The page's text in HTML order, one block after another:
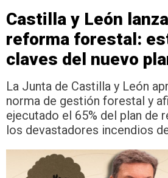
Castilla y León
reforma forestal:
claves del nuevo
La Junta de Castilla y León
norma de gestión forestal y
ejecutado el 65% del plan de
los devastadores incendios